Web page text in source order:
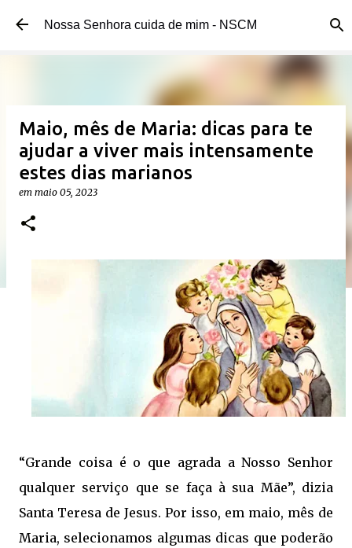
Pular para o conteúdo principal
Nossa Senhora cuida de mim - NSCM
Maio, mês de Maria: dicas para te
ajudar a viver mais intensamente
estes dias marianos
em maio 05, 2023
“Grande coisa é o que agrada a Nosso Senhor
qualquer serviço que se faça à sua Mãe”, dizia
Santa Teresa de Jesus. Por isso, em maio, mês de
Maria, selecionamos algumas dicas que poderão